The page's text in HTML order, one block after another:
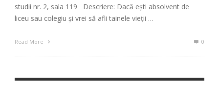
studii nr. 2, sala 119 Descriere: Dacă ești absolvent de
liceu sau colegiu și vrei să afli tainele vieții …
Read More 0